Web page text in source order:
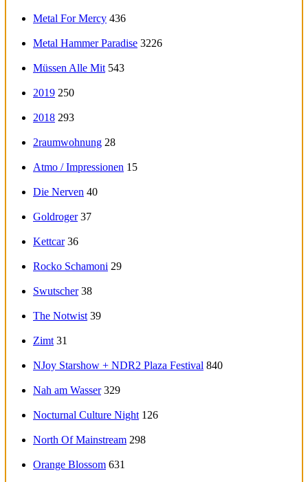
Metal For Mercy 436
Metal Hammer Paradise 3226
Müssen Alle Mit 543
2019 250
2018 293
2raumwohnung 28
Atmo / Impressionen 15
Die Nerven 40
Goldroger 37
Kettcar 36
Rocko Schamoni 29
Swutscher 38
The Notwist 39
Zimt 31
NJoy Starshow + NDR2 Plaza Festival 840
Nah am Wasser 329
Nocturnal Culture Night 126
North Of Mainstream 298
Orange Blossom 631